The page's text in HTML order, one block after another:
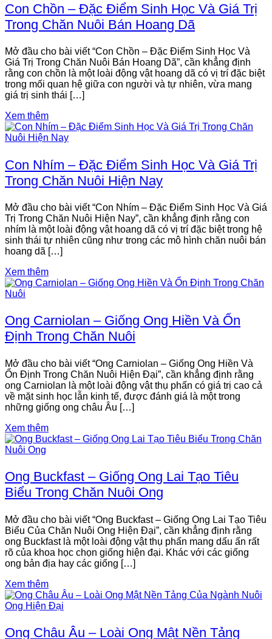
Con Chồn – Đặc Điểm Sinh Học Và Giá Trị
Trong Chăn Nuôi Bán Hoang Dã
Mở đầu cho bài viết “Con Chồn – Đặc Điểm Sinh Học Và
Giá Trị Trong Chăn Nuôi Bán Hoang Dã”, cần khẳng định
rằng con chồn là một loài động vật hoang dã có vị trí đặc biệt
trong mối quan hệ giữa con người và tự nhiên, vừa mang
giá trị sinh thái […]
Xem thêm
Con Nhím – Đặc Điểm Sinh Học Và Giá Trị
Trong Chăn Nuôi Hiện Nay
Mở đầu cho bài viết “Con Nhím – Đặc Điểm Sinh Học Và Giá
Trị Trong Chăn Nuôi Hiện Nay”, cần khẳng định rằng con
nhím là một loài động vật hoang dã có vị trí đặc biệt trong hệ
sinh thái tự nhiên cũng như trong các mô hình chăn nuôi bán
hoang dã […]
Xem thêm
Ong Carniolan – Giống Ong Hiền Và Ổn
Định Trong Chăn Nuôi
Mở đầu cho bài viết “Ong Carniolan – Giống Ong Hiền Và
Ổn Định Trong Chăn Nuôi Hiện Đại”, cần khẳng định rằng
ong Carniolan là một loài động vật thụ phấn có giá trị cao cả
về mặt sinh học lẫn kinh tế, được đánh giá là một trong
những giống ong châu Âu […]
Xem thêm
Ong Buckfast – Giống Ong Lai Tạo Tiêu
Biểu Trong Chăn Nuôi Ong
Mở đầu cho bài viết “Ong Buckfast – Giống Ong Lai Tạo Tiêu
Biểu Của Chăn Nuôi Ong Hiện Đại”, cần khẳng định rằng
ong Buckfast là một loài động vật thụ phấn mang dấu ấn rất
rõ của khoa học chọn giống hiện đại. Khác với các giống
ong bản địa hay các giống […]
Xem thêm
Ong Châu Âu – Loài Ong Mật Nền Tảng